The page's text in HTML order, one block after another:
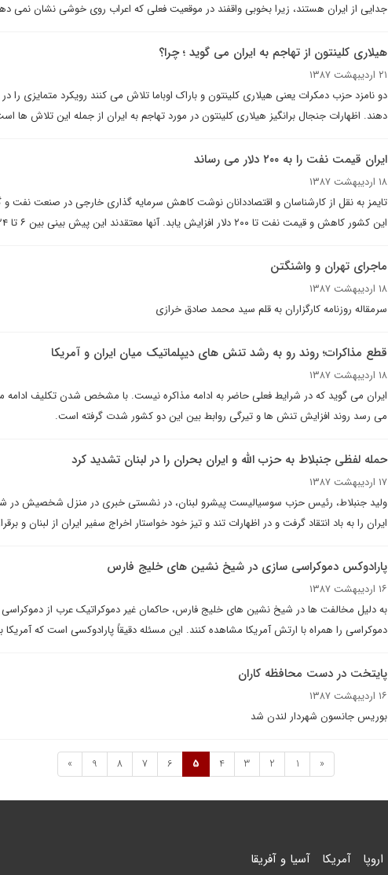
جدایی از ایران هستند، زیرا بخوبی واقفند در موقعیت فعلی که اعراب روی خوشی نشان نمی
هیلاری کلینتون از تهاجم به ایران می گوید ؛ چرا؟
۲۱ اردیبهشت ۱۳۸۷
دو نامزد حزب دمکرات یعنی هیلاری کلینتون و باراک اوباما تلاش مى کنند رویکرد متمایزی
دهند. اظهارات جنجال برانگیز هیلاری کلینتون در مورد تهاجم به ایران از جمله این تلاش ها
ايران قیمت نفت را به ۲۰۰ دلار مى رساند
۱۸ اردیبهشت ۱۳۸۷
تايمز به نقل از کارشناسان و اقتصاددانان نوشت کاهش سرمايه گذارى خارجى در صنعت نفت و
اين کشور کاهش و قيمت نفت تا ۲۰۰ دلار افزايش يابد. آنها معتقدند اين پيش بينى بين ۶ تا ۲۴ ماه آينده تحقق مى يابد.
ماجرای تهران و واشنگتن
۱۸ اردیبهشت ۱۳۸۷
سرمقاله روزنامه کارگزاران به قلم سید محمد صادق خرازی
قطع مذاکرات؛ روند رو به رشد تنش هاى ديپلماتيک ميان ايران و آمريکا
۱۸ اردیبهشت ۱۳۸۷
ایران می گوید که در شرایط فعلی حاضر به ادامه مذاکره نیست. با مشخص شدن تکليف ادامه
مى رسد روند افزايش تنش ها و تيرگى روابط بين اين دو کشور شدت گرفته است.
حمله لفظى جنبلاط به حزب الله و ايران بحران را در لبنان تشديد کرد
۱۷ اردیبهشت ۱۳۸۷
ولید جنبلاط، رئيس حزب سوسياليست پیشرو لبنان، در نشستى خبرى در منزل شخصیش در
ایران را به باد انتقاد گرفت و در اظهارات تند و تیز خود خواستار اخراج سفير ايران از لبنان و
پارادوکس دموکراسى سازی در شیخ نشین های خليج فارس
۱۶ اردیبهشت ۱۳۸۷
به دلیل مخالفت ها در شیخ نشین هاى خلیج فارس، حاکمان غير دموکراتيک عرب از دموکراسى
دموکراسى را همراه با ارتش آمريکا مشاهده کنند. اين مسئله دقيقاً پارادوکسى است که
پایتخت در دست محافظه کاران
۱۶ اردیبهشت ۱۳۸۷
بوریس جانسون شهردار لندن شد
«
1
2
3
4
5
6
7
8
9
»
اروپا آمریکا آسیا و آفریقا